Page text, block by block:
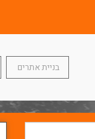
בניית אתרים